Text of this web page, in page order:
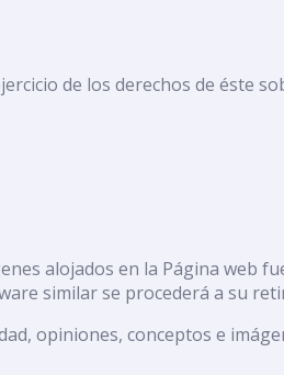
de los derechos de éste
alojados en la Página web
similar se procederá a su
opiniones, conceptos e